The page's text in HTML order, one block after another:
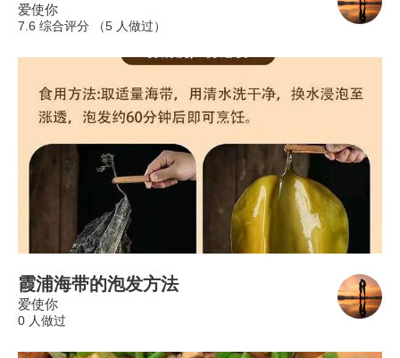
爱使你
7.6 综合评分 （5 人做过）
霞浦海带的泡发方法
爱使你
0 人做过